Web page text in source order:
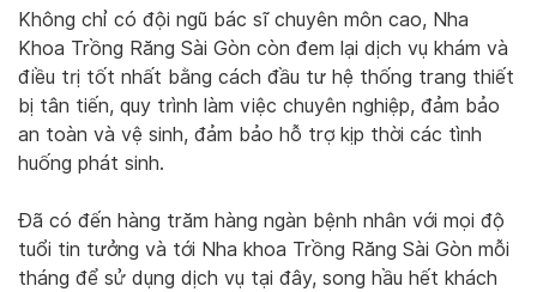
Không chỉ có đội ngũ bác sĩ chuyên môn cao, Nha
Khoa Trồng Răng Sài Gòn còn đem lại dịch vụ khám và
điều trị tốt nhất bằng cách đầu tư hệ thống trang thiết
bị tân tiến, quy trình làm việc chuyên nghiệp, đảm bảo
an toàn và vệ sinh, đảm bảo hỗ trợ kịp thời các tình
huống phát sinh.
Đã có đến hàng trăm hàng ngàn bệnh nhân với mọi độ
tuổi tin tưởng và tới Nha khoa Trồng Răng Sài Gòn mỗi
tháng để sử dụng dịch vụ tại đây, song hầu hết khách